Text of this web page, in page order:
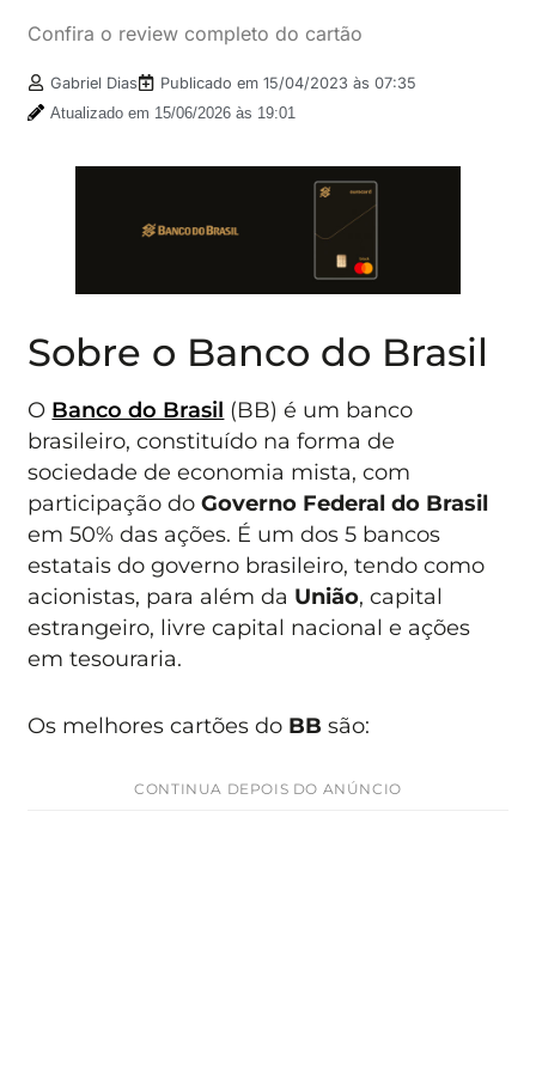
Confira o review completo do cartão
Gabriel Dias Publicado em15/04/2023 às 07:35
Atualizado em 15/06/2026 às 19:01
Sobre o Banco do Brasil
O Banco do Brasil (BB) é um banco
brasileiro, constituído na forma de
sociedade de economia mista, com
participação doGoverno Federal do Brasil
em 50% das ações. É um dos 5 bancos
estatais do governo brasileiro, tendo como
acionistas, para além da União, capital
estrangeiro, livre capital nacional e ações
em tesouraria.
Os melhores cartões do BBsão:
CONTINUA DEPOIS DO ANÚNCIO